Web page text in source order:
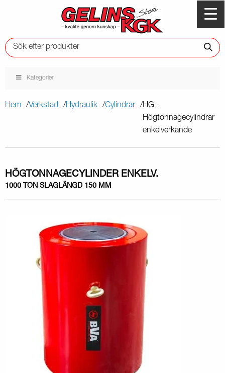
Kategorier
Hem Verkstad Hydraulik Cylindrar
HG -
Högtonnagecylindrar
enkelverkande
HÖGTONNAGECYLINDER ENKELV.
1000 TON SLAGLÄNGD 150 MM